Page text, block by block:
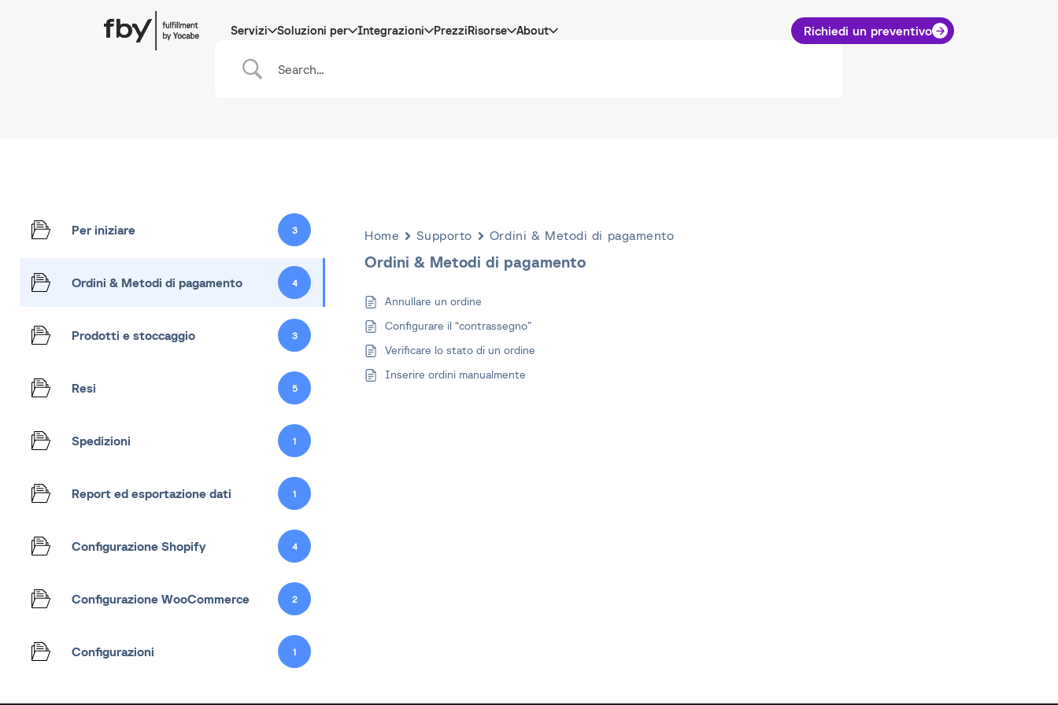
Servizi Soluzioni per Integrazioni PrezziRisorse About Richiedi un preventivo
Per iniziare 3
Ordini & Metodi di pagamento 4
Prodotti e stoccaggio 3
Resi 5
Spedizioni 1
Report ed esportazione dati 1
Configurazione Shopify 4
Configurazione WooCommerce 2
Configurazioni 1
Home Supporto Ordini & Metodi di pagamento
Ordini & Metodi di pagamento
Annullare un ordine
Configurare il “contrassegno”
Verificare lo stato di un ordine
Inserire ordini manualmente